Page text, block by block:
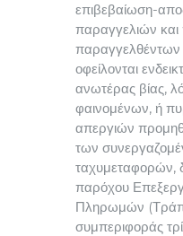
επιβεβαίωση-
παραγγελιών
οφείλονται
ανωτέρας βίας,
φαινομένων, ή
απεργιών
των
ταχυμεταφορών,
παρόχου
Πληρωμών
συμπεριφοράς